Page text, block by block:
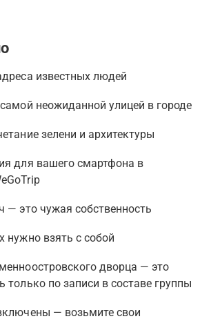
известных людей
неожиданной улицей в городе
зелени и архитектуры
для вашего смартфона в
— это чужая собственность
нужно взять с собой
дворца — это
только по записи в составе группы
— возьмите свои